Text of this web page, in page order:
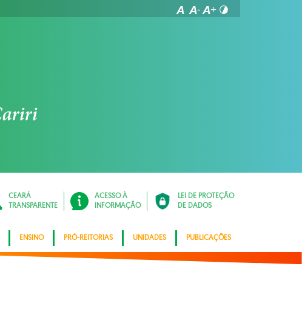
CEARÁ
TRANSPARENTE
ACESSO À
INFORMAÇÃO
LEI DE PROTEÇÃO
DE DADOS
ENSINO PRÓ-REITORIAS UNIDADES PUBLICAÇÕES